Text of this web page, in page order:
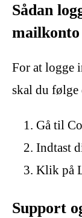
Sådan
mailkonto
For at logge
skal du følge
Gå til
Indtast
Klik på
Support